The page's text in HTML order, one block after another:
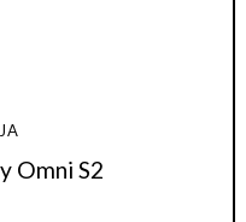
Omni S2